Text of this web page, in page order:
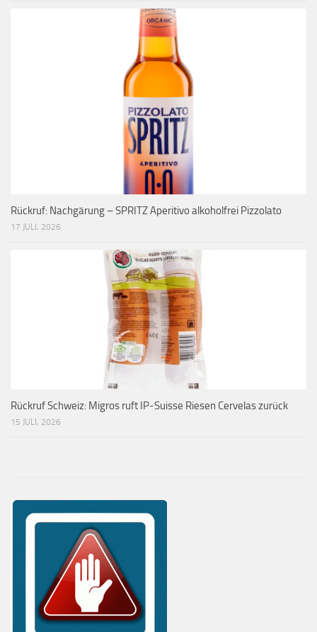
Rückruf: Nachgärung – SPRITZ Aperitivo alkoholfrei Pizzolato
17 JULI, 2026
Rückruf Schweiz: Migros ruft IP-Suisse Riesen Cervelas zurück
15 JULI, 2026